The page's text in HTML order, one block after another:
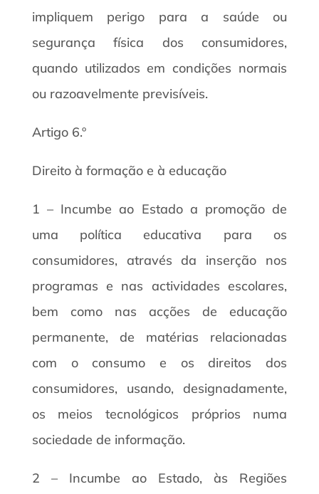
impliquem perigo para a saúde ou
segurança física dos consumidores,
quando utilizados em condições normais
ou razoavelmente previsíveis.
Artigo 6.º
Direito à formação e à educação
1 – Incumbe ao Estado a promoção de
uma política educativa para os
consumidores, através da inserção nos
programas e nas actividades escolares,
bem como nas acções de educação
permanente, de matérias relacionadas
com o consumo e os direitos dos
consumidores, usando, designadamente,
os meios tecnológicos próprios numa
sociedade de informação.
2 – Incumbe ao Estado, às Regiões